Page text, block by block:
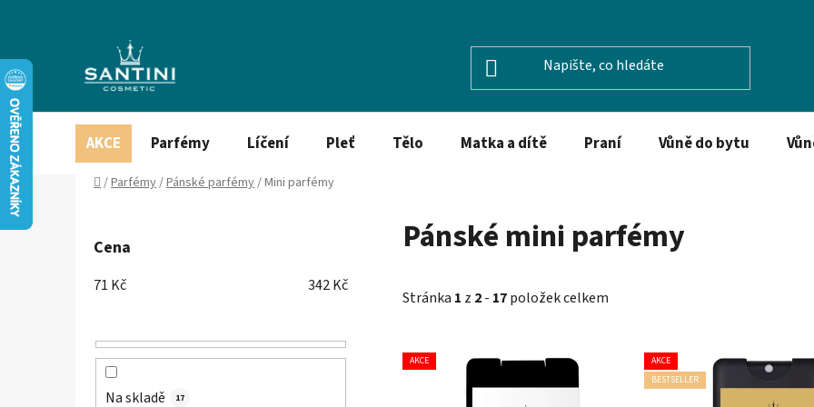
AKCE Parfémy Líčení Pleť Tělo Matka a dítě Praní Vůně do bytu
Domů
/Parfémy/Pánské parfémy/Mini parfémy
Cena
71 Kč 342Kč
Na skladě 17
Pánské mini parfémy
Stránka 1 z 2- 17položek celkem
V
ý
AKCE
AKCE
BESTSELLER